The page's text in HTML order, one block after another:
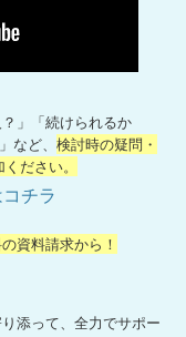
」「続けられるか
など、検討時の疑問・
ださい。
チラ
資料請求から！
添って、全力でサポー